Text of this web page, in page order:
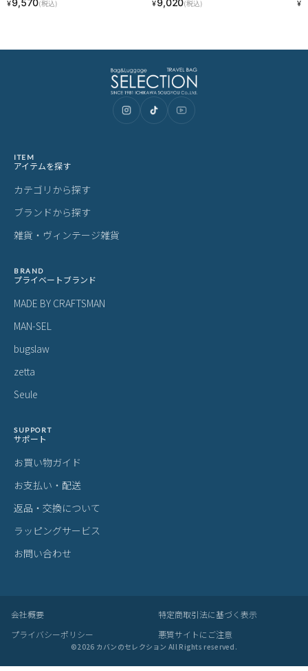
¥9,570(税込) ¥9,020(税込) ¥
ITEM
アイテムを探す
カテゴリから探す
ブランドから探す
雑貨・ヴィンテージ雑貨
BRAND
プライベートブランド
MADE BY CRAFTSMAN
MAN-SEL
bugslaw
zetta
Seule
SUPPORT
サポート
お買い物ガイド
お支払い・配送
返品・交換について
ラッピングサービス
お問い合わせ
会社概要
特定商取引法に基づく表示
プライバシーポリシー
悪質サイトにご注意
©2026 カバンのセレクション All Rights reserved.